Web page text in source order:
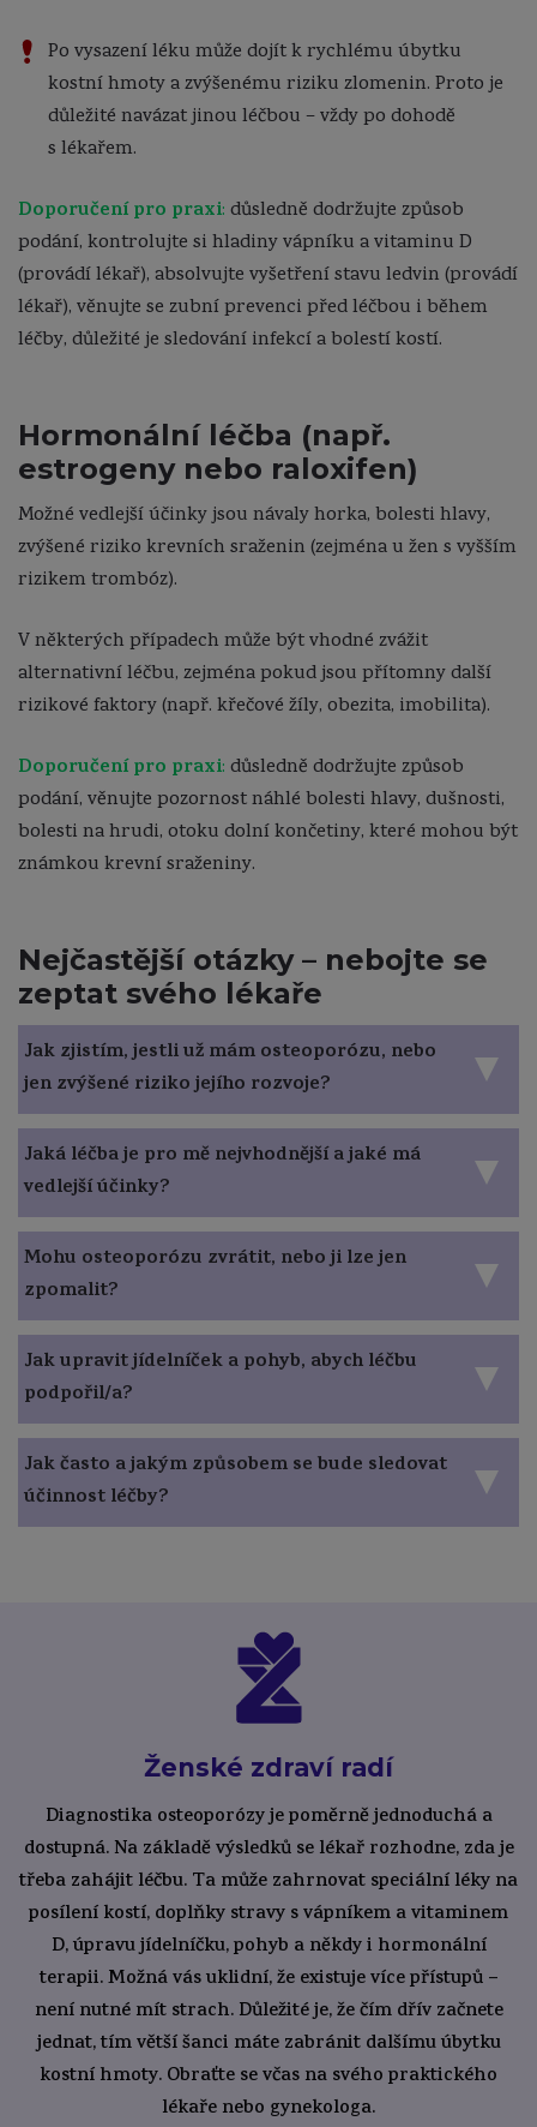
Po vysazení léku může dojít k rychlému úbytku
kostní hmoty a zvýšenému riziku zlomenin. Proto je
důležité navázat jinou léčbou – vždy po dohodě
s lékařem.
Doporučení pro praxi: důsledně dodržujte způsob
podání, kontrolujte si hladiny vápníku a vitaminu D
(provádí lékař), absolvujte vyšetření stavu ledvin (provádí
lékař), věnujte se zubní prevenci před léčbou i během
léčby, důležité je sledování infekcí a bolestí kostí.
Hormonální léčba (např.
estrogeny nebo raloxifen)
Možné vedlejší účinky jsou návaly horka, bolesti hlavy,
zvýšené riziko krevních sraženin (zejména u žen s vyšším
rizikem trombóz).
V některých případech může být vhodné zvážit
alternativní léčbu, zejména pokud jsou přítomny další
rizikové faktory (např. křečové žíly, obezita, imobilita).
Doporučení pro praxi: důsledně dodržujte způsob
podání, věnujte pozornost náhlé bolesti hlavy, dušnosti,
bolesti na hrudi, otoku dolní končetiny, které mohou být
známkou krevní sraženiny.
Nejčastější otázky – nebojte se
zeptat svého lékaře
Jak zjistím, jestli už mám osteoporózu, nebo
jen zvýšené riziko jejího rozvoje?
Jaká léčba je pro mě nejvhodnější a jaké má
vedlejší účinky?
Mohu osteoporózu zvrátit, nebo ji lze jen
zpomalit?
Jak upravit jídelníček a pohyb, abych léčbu
podpořil/a?
Jak často a jakým způsobem se bude sledovat
účinnost léčby?
Ženské zdraví radí
Diagnostika osteoporózy je poměrně jednoduchá a
dostupná. Na základě výsledků se lékař rozhodne, zda je
třeba zahájit léčbu. Ta může zahrnovat speciální léky na
posílení kostí, doplňky stravy s vápníkem a vitaminem
D, úpravu jídelníčku, pohyb a někdy i hormonální
terapii. Možná vás uklidní, že existuje více přístupů –
není nutné mít strach. Důležité je, že čím dřív začnete
jednat, tím větší šanci máte zabránit dalšímu úbytku
kostní hmoty. Obraťte se včas na svého praktického
lékaře nebo gynekologa.